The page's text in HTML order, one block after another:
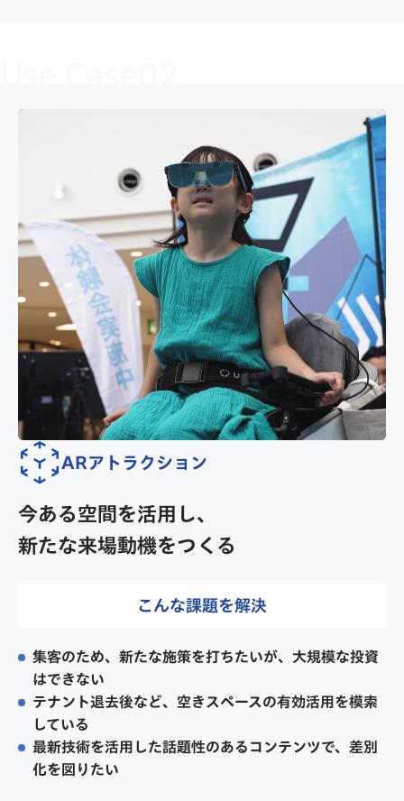
ARアトラクション
今ある空間を活用し、
新たな来場動機をつくる
こんな課題を解決
集客のため、新たな施策を打ちたいが、大規模な投資
はできない
テナント退去後など、空きスペースの有効活用を模索
している
最新技術を活用した話題性のあるコンテンツで、差別
化を図りたい